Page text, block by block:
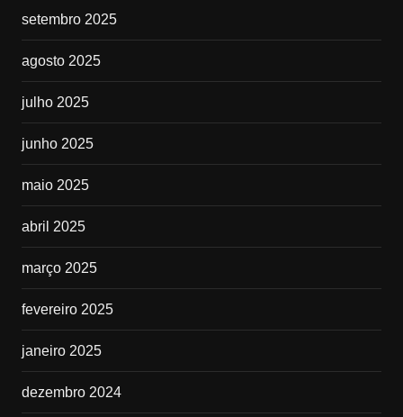
setembro 2025
agosto 2025
julho 2025
junho 2025
maio 2025
abril 2025
março 2025
fevereiro 2025
janeiro 2025
dezembro 2024